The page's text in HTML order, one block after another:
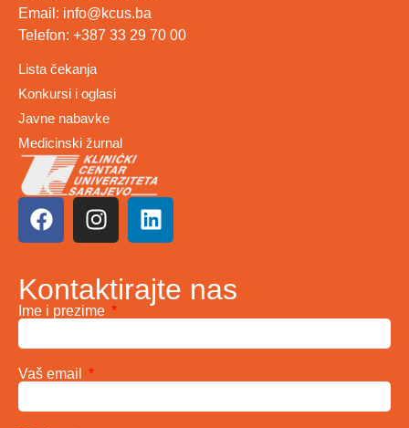
Email: info@kcus.ba
Telefon: +387 33 29 70 00
Lista čekanja
Konkursi i oglasi
Javne nabavke
Medicinski žurnal
Kontaktirajte nas
Ime i prezime
Vaš email